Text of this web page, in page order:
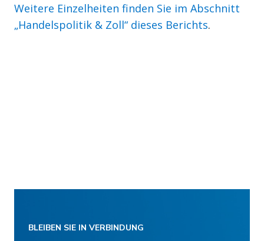
Weitere Einzelheiten finden Sie im Abschnitt
„Handelspolitik & Zoll“ dieses Berichts.
BLEIBEN SIE IN VERBINDUNG